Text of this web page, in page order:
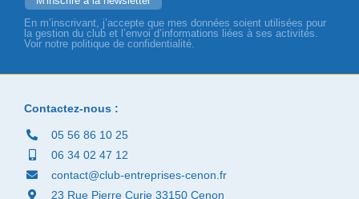
En m’inscrivant, j’accepte que mes données soient utilisées pour
la gestion du club et l’envoi d’informations liées à ses activités.
Voir notre politique de confidentialité.
Contactez-nous :
05 56 86 10 25
06 34 02 47 12
contact@club-entreprises-cenon.fr
23 Rue Pierre Curie 33150 Cenon